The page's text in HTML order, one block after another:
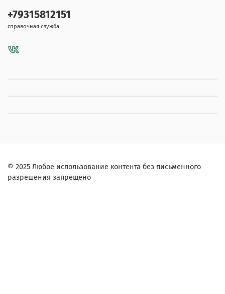
+79315812151
справочная служба
© 2025 Любое использование контента без письменного
разрешения запрещено